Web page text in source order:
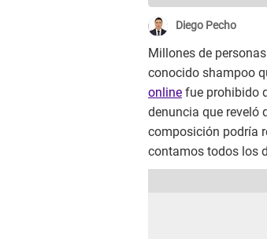
Diego Pecho
Millones de
conocido shampoo
online fue prohibido
denuncia que reveló
composición podría
contamos todos los